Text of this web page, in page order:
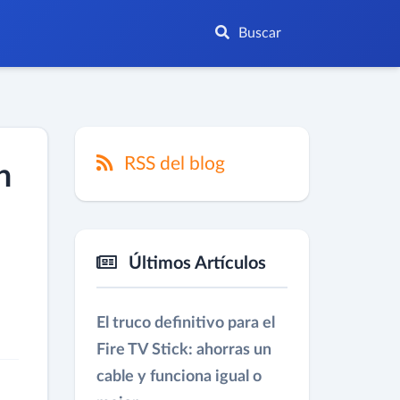
Buscar
RSS del blog
Últimos Artículos
El truco definitivo para el
Fire TV Stick: ahorras un
cable y funciona igual o